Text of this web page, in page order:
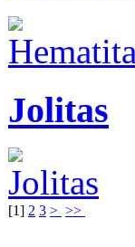
Jolitas
[1] 2 3 > >>